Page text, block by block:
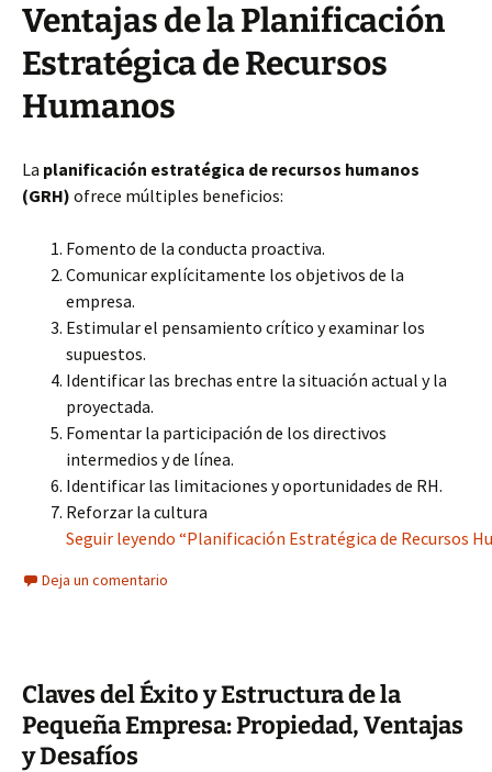
Ventajas de la Planificación
Estratégica de Recursos
Humanos
La planificación estratégica de recursos humanos
(GRH) ofrece múltiples beneficios:
Fomento de la conducta proactiva.
Comunicar explícitamente los objetivos de la
empresa.
Estimular el pensamiento crítico y examinar los
supuestos.
Identificar las brechas entre la situación actual y la
proyectada.
Fomentar la participación de los directivos
intermedios y de línea.
Identificar las limitaciones y oportunidades de RH.
Reforzar la cultura
Seguir leyendo “Planificación Estratégica de Recursos
Deja un comentario
Claves del Éxito y Estructura de la
Pequeña Empresa: Propiedad, Ventajas
y Desafíos